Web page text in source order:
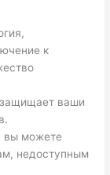
к
ваши
вы можете
недоступным